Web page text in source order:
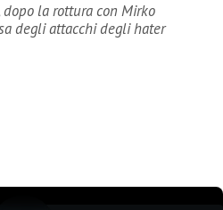
dopo la rottura con Mirko
degli attacchi degli hater